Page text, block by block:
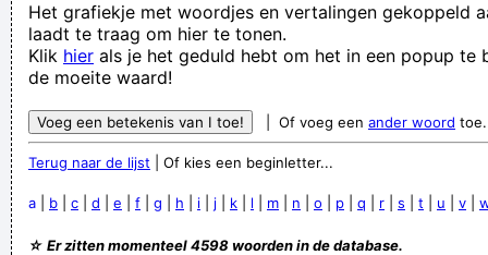
Hij trekt een gezicht alsof hij met een kerstboom in de
woonkamer binnenkomt en er dan achter komt dat het nog
FREE is FREE SHIT is SHIT DAMN!
Nou, jij hebt ook maar ´n klein piemeltje!
Rana returns to bedroom to find kitty barf all over the bed
Het grafiekje met woordjes en vertalingen gekoppeld
laadt te traag om hier te tonen.
Klik hier als je het geduld hebt om het in een popup te
de moeite waard!
| Of voeg een ander woord
Terug naar de lijst | Of kies een beginletter...
a b c d e f g h i j k l m n o p q r s t u v
☆ Er zitten momenteel 4598 woorden in de database.